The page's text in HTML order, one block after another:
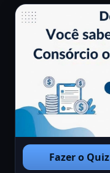
Fazer o Quiz